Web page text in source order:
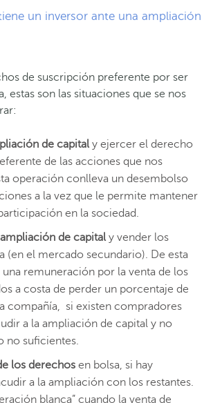
un inversor ante una ampliación
de suscripción preferente por ser
estas son las situaciones que se nos
de capital y ejercer el derecho
de las acciones que nos
operación conlleva un desembolso
a la vez que le permite mantener
en la sociedad.
de capital y vender los
(en el mercado secundario). De esta
remuneración por la venta de los
a costa de perder un porcentaje de
compañía, si existen compradores
a la ampliación de capital y no
no suficientes.
los derechos en bolsa, si hay
a la ampliación con los restantes.
blanca” cuando la venta de